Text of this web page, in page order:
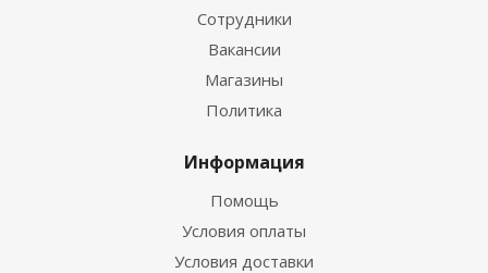
Сотрудники
Вакансии
Магазины
Политика
Информация
Помощь
Условия оплаты
Условия доставки